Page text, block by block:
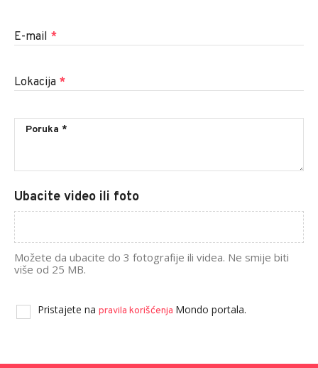
E-mail *
Lokacija *
Ubacite video ili foto
Možete da ubacite do 3 fotografije ili videa. Ne smije biti
više od 25 MB.
Pristajete na pravila korišćenja Mondo portala.